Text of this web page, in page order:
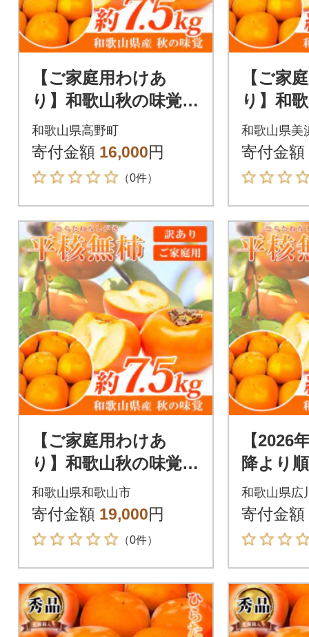
【ご家庭用わけあ
り】和歌山秋の味覚
平核無柿(ひらたねな
しがき) 約7.5kg【高
野町】
和歌山県高野町
寄付金額 16,000円
（0件）
【ご家
り】和
平核無
しがき)
浜町】
和歌山県美
寄付金額
【ご家庭用わけあ
り】和歌山秋の味覚
平核無柿(ひらたねな
しがき) 約7.5kg【和
歌山市】
和歌山県和歌山市
寄付金額 19,000円
（0件）
【2026
降より
家庭用
秋の味
5kg 広
和歌山県広
寄付金額